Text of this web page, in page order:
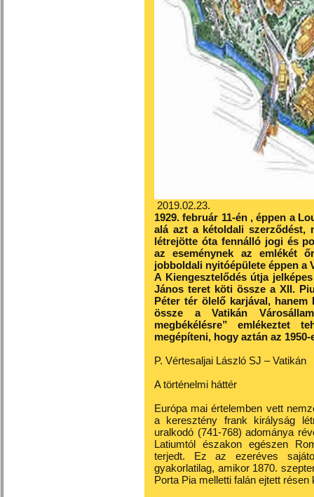
2019.02.23.
1929. február 11-én , éppen a
alá azt a kétoldali szerződést,
létrejötte óta fennálló jogi és
az eseménynek az emlékét
jobboldali nyitóépülete éppen a
A Kiengesztelődés útja
János teret köti össze a XII.
Péter tér ölelő karjával, hanem
össze a Vatikán
megbékélésre” emlékeztet
megépíteni, hogy aztán az
P. Vértesaljai László SJ – Vatikán
A történelmi háttér
Európa mai értelemben vett
a keresztény frank királyság
uralkodó (741-768) adománya
Latiumtól északon egészen
terjedt. Ez az ezeréves
gyakorlatilag, amikor 1870.
Porta Pia melletti falán ejtett